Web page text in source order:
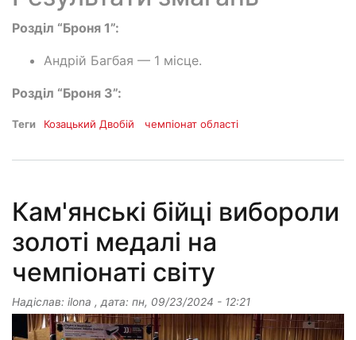
Розділ “Броня 1”:
Андрій Багбая — 1 місце.
Розділ “Броня 3”:
Теги Козацький Двобій чемпіонат області
Кам'янські бійці вибороли
золоті медалі на
чемпіонаті світу
Надіслав: ilona , дата: пн, 09/23/2024 - 12:21